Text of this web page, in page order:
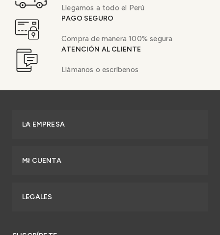
Llegamos a todo el Perú
PAGO SEGURO
Compra de manera 100% segura
ATENCIÓN AL CLIENTE
Llámanos o escríbenos
LA EMPRESA
MI CUENTA
LEGALES